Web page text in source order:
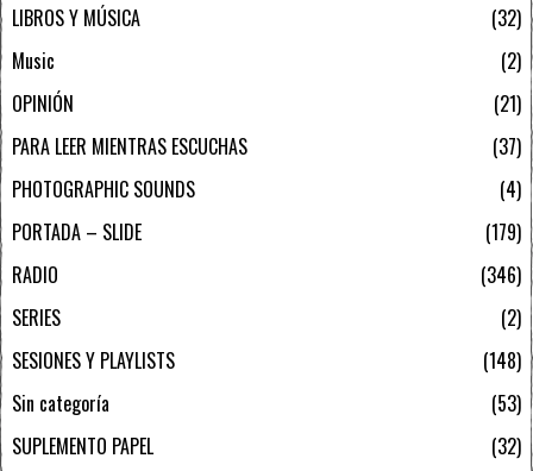
LIBROS Y MÚSICA
32
Music
2
OPINIÓN
21
PARA LEER MIENTRAS ESCUCHAS
37
PHOTOGRAPHIC SOUNDS
4
PORTADA – SLIDE
179
RADIO
346
SERIES
2
SESIONES Y PLAYLISTS
148
Sin categoría
53
SUPLEMENTO PAPEL
32